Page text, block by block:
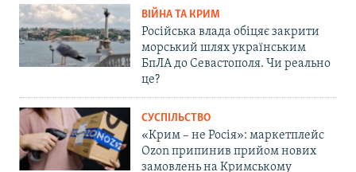
ВІЙНА ТА КРИМ
Російська влада обіцяє закрити
морський шлях українським
БпЛА до Севастополя. Чи реально
це?
СУСПІЛЬСТВО
«Крим – не Росія»: маркетплейс
Ozon припинив прийом нових
замовлень на Кримському